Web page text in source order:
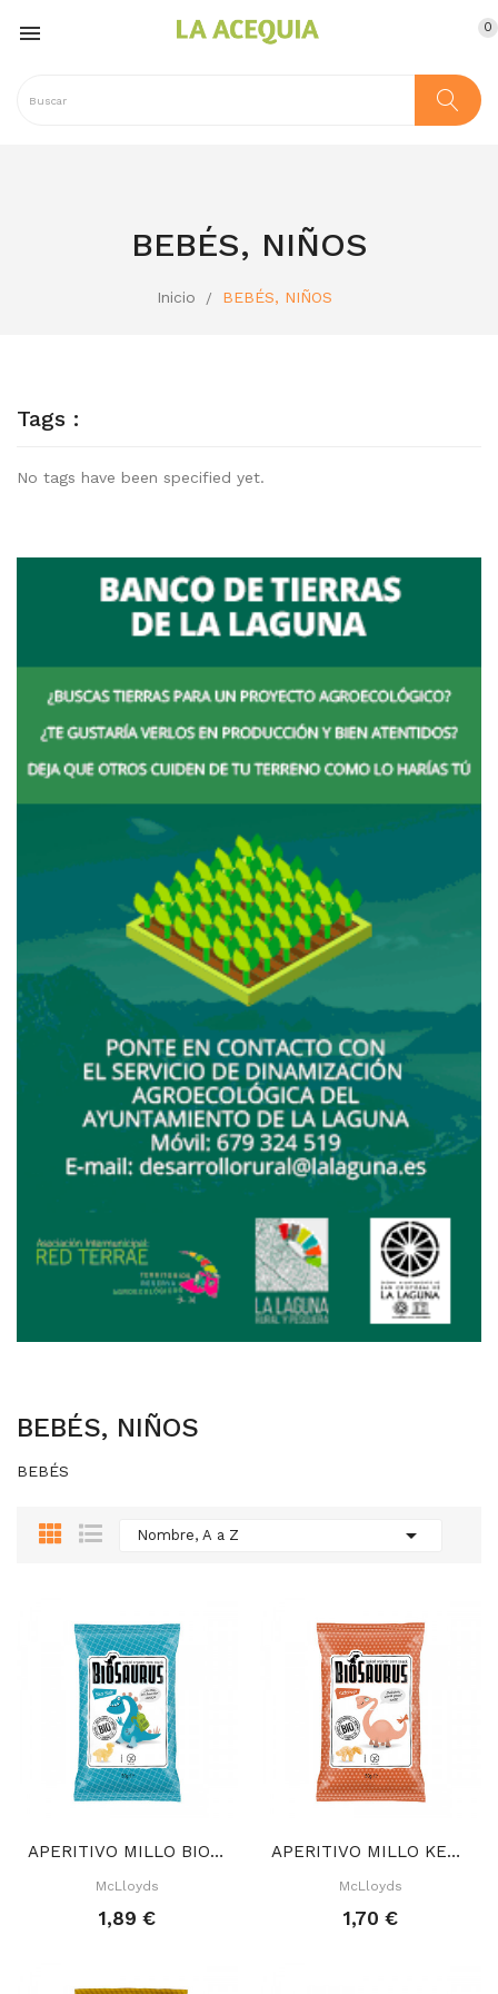
 0
BEBÉS, NIÑOS
Inicio BEBÉS, NIÑOS
Tags :
No tags have been specified yet.
BEBÉS, NIÑOS
BEBÉS
Nombre, A a Z 
APERITIVO MILLO BIOSAURUS SAL MARINA 50 GR
McLloyds
1,89 €
APERITIVO MILLO KETCHUP BIOSAURUS 50 GR
McLloyds
1,70 €